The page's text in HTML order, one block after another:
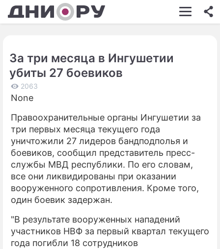
ШОУ-БИЗНЕС
КИНО
ЭКОНОМИКА
ПРОИСШЕСТВИЯ
СТИЛЬ ЖИЗНИ
ИГРЫ
ПРЕСС-РЕЛИЗЫ
За три месяца в Ингушетии
убиты 27 боевиков
2063
None
Правоохранительные органы Ингушетии за
три первых месяца текущего года
уничтожили 27 лидеров бандподполья и
боевиков, сообщил представитель пресс-
службы МВД республики. По его словам,
все они ликвидированы при оказании
вооруженного сопротивления. Кроме того,
один боевик задержан.
"В результате вооруженных нападений
участников НВФ за первый квартал текущего
года погибли 18 сотрудников